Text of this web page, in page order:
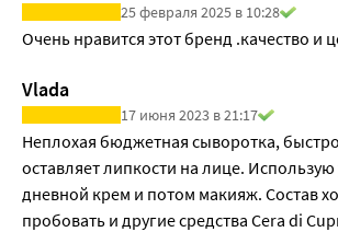
25 февраля 2025 в 10:28
Очень нравится этот бренд .качество и
Vlada
17 июня 2023 в 21:17
Неплохая бюджетная сыворотка,
оставляет липкости на лице.
дневной крем и потом макияж. Состав
пробовать и другие средства Cera di